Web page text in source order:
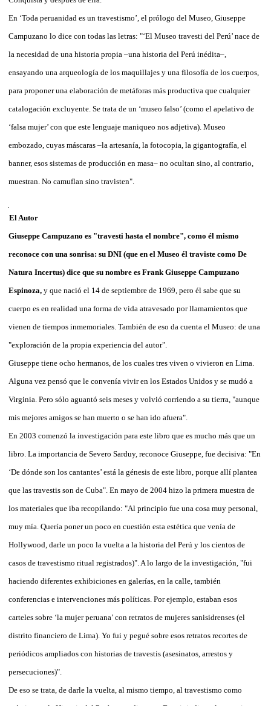
En ‘Toda peruanidad es un travestismo’, el prólogo del Museo, Giuseppe
Campuzano lo dice con todas las letras: "‘El Museo travesti del Perú’ nace de
la necesidad de una historia propia –una historia del Perú inédita–,
ensayando una arqueología de los maquillajes y una filosofía de los cuerpos,
para proponer una elaboración de metáforas más productiva que cualquier
catalogación excluyente. Se trata de un ‘museo falso’ (como el apelativo de
‘falsa mujer’ con que este lenguaje maniqueo nos adjetiva). Museo
embozado, cuyas máscaras –la artesanía, la fotocopia, la gigantografía, el
banner, esos sistemas de producción en masa– no ocultan sino, al contrario,
muestran. No camuflan sino travisten".
El Autor
Giuseppe Campuzano es "travesti hasta el nombre", como él mismo
reconoce con una sonrisa: su DNI (que en el Museo él traviste como De
Natura Incertus) dice que su nombre es Frank Giuseppe Campuzano
Espinoza, y que nació el 14 de septiembre de 1969, pero él sabe que su
cuerpo es en realidad una forma de vida atravesado por llamamientos que
vienen de tiempos inmemoriales. También de eso da cuenta el Museo: de una
"exploración de la propia experiencia del autor".
Giuseppe tiene ocho hermanos, de los cuales tres viven o vivieron en Lima.
Alguna vez pensó que le convenía vivir en los Estados Unidos y se mudó a
Virginia. Pero sólo aguantó seis meses y volvió corriendo a su tierra, "aunque
mis mejores amigos se han muerto o se han ido afuera".
En 2003 comenzó la investigación para este libro que es mucho más que un
libro. La importancia de Severo Sarduy, reconoce Giuseppe, fue decisiva: "En
‘De dónde son los cantantes’ está la génesis de este libro, porque allí plantea
que las travestis son de Cuba". En mayo de 2004 hizo la primera muestra de
los materiales que iba recopilando: "Al principio fue una cosa muy personal,
muy mía. Quería poner un poco en cuestión esta estética que venía de
Hollywood, darle un poco la vuelta a la historia del Perú y los cientos de
casos de travestismo ritual registrados)". A lo largo de la investigación, "fui
haciendo diferentes exhibiciones en galerías, en la calle, también
conferencias e intervenciones más políticas. Por ejemplo, estaban esos
carteles sobre ‘la mujer peruana’ con retratos de mujeres sanisidrenses (el
distrito financiero de Lima). Yo fui y pegué sobre esos retratos recortes de
periódicos ampliados con historias de travestis (asesinatos, arrestos y
persecuciones)".
De eso se trata, de darle la vuelta, al mismo tiempo, al travestismo como